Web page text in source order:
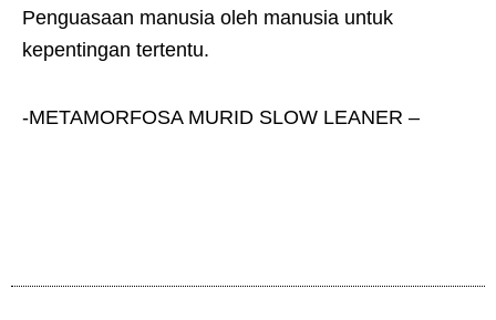
Penguasaan manusia oleh manusia untuk
kepentingan tertentu.
-METAMORFOSA MURID SLOW LEANER –